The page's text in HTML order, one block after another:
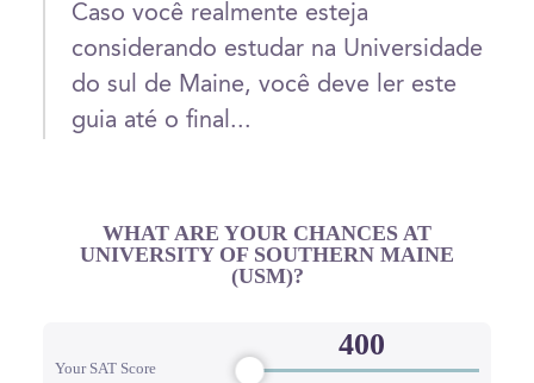
Caso você realmente esteja
considerando estudar na Universidade
do sul de Maine, você deve ler este
guia até o final...
WHAT ARE YOUR CHANCES AT
UNIVERSITY OF SOUTHERN MAINE
(USM)?
Your SAT Score